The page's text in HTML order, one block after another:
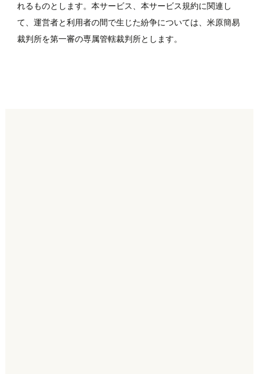
れるものとします。本サービス、本サービス規約に関連し
て、運営者と利用者の間で生じた紛争については、米原簡易
裁判所を第一審の専属管轄裁判所とします。